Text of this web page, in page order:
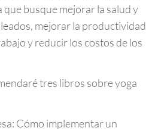
busque mejorar la salud y
mejorar la productividad
y reducir los costos de los
tres libros sobre yoga
Cómo implementar un